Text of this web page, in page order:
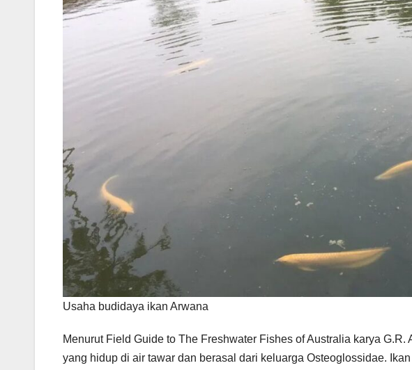
Usaha budidaya ikan Arwana
Menurut Field Guide to The Freshwater Fishes of Australia karya
yang hidup di air tawar dan berasal dari keluarga Osteoglossidae.